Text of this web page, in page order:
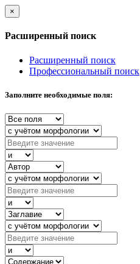
×
Расширенный поиск
Расширенный поиск
Профессиональный поиск
Заполните необходимые поля: